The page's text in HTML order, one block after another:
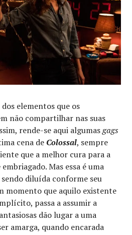
elementos que os
não compartilhar nas suas
rende-se aqui algumasgags
cena de Colossal, sempre
que a melhor cura para a
Mas essa é uma
diluída conforme seu
momento que aquilo existente
passa a assumir a
dão lugar a uma
amarga, quando encarada